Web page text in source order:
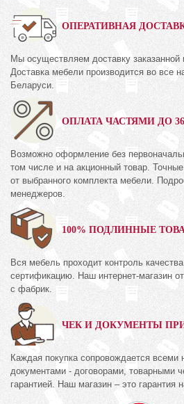
ОПЕРАТИВНАЯ
Мы осуществляем доставку заказанной
Доставка мебели производится во все
Беларуси.
ОПЛАТА ЧАСТЯМИ ДО
Возможно оформление без
том числе и на акционный товар.
от выбранного комплекта мебели.
менеджеров.
100% ПОДЛИННЫЕ
Вся мебель проходит контроль
сертификацию. Наш интернет-магазин
с фабрик.
ЧЕК И ДОКУМЕНТЫ
Каждая покупка сопровождается всеми
документами - договорами, товарными
гарантией. Наш магазин – это гарантия